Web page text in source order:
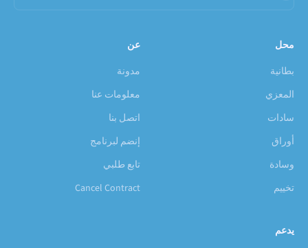
محل
بطانية
المعزي
سادات
أوراق
وسادة
تخييم
عن
مدونة
معلومات عنا
اتصل بنا
إنضم لبرنامج
تابع طلبي
Cancel Contract
يدعم